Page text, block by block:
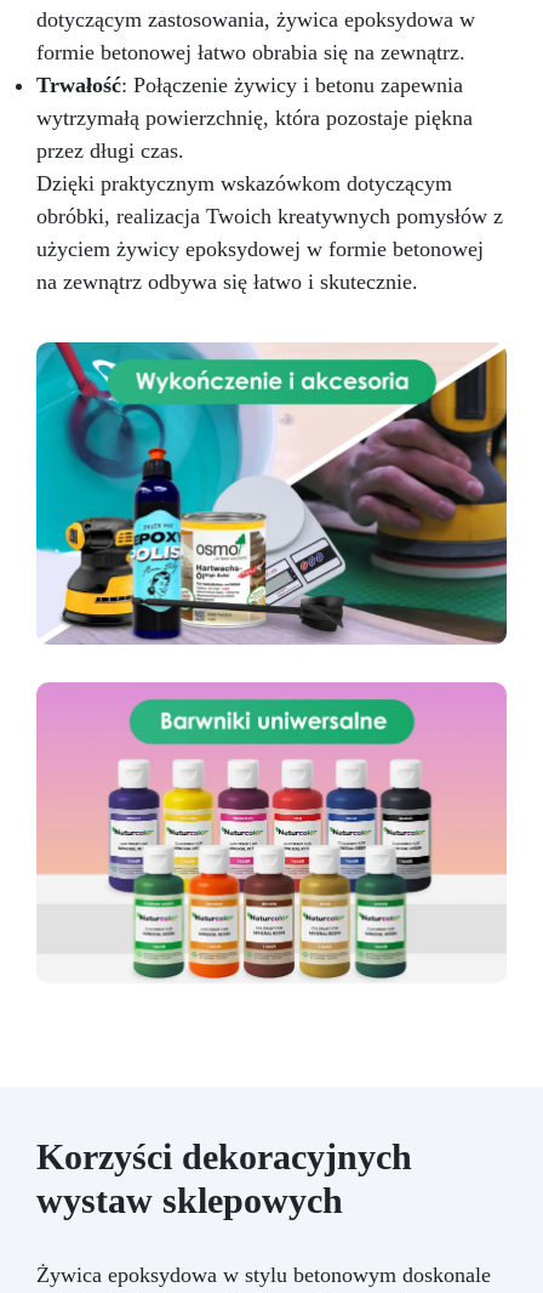
silikonowych (biżuteria, podstawki, tace)
Odlewania przedmiotów i materiałów (monety,
kamienie, muszle, korki itp.) Meblarstwa i
stolarstwa (stoły drewno-żywiczne itp.) Dzieł
sztuki, podłóg i powłok ochronnych Impregnacji
włókna szklanego i węglowego (naprawy,
powłoki ochronne)
pomysły w rzeczywistość – Rób rzemiosło z
Żywicą ICRYSTAL! Kup Teraz i Zanurz Się w
Świat Kreatywności!
dotyczącym zastosowania, żywica epoksydowa w
formie betonowej łatwo obrabia się na zewnątrz.
Trwałość: Połączenie żywicy i betonu zapewnia
wytrzymałą powierzchnię, która pozostaje piękna
przez długi czas.
Dzięki praktycznym wskazówkom dotyczącym
obróbki, realizacja Twoich kreatywnych pomysłów z
użyciem żywicy epoksydowej w formie betonowej
na zewnątrz odbywa się łatwo i skutecznie.
Korzyści dekoracyjnych
wystaw sklepowych
Żywica epoksydowa w stylu betonowym doskonale